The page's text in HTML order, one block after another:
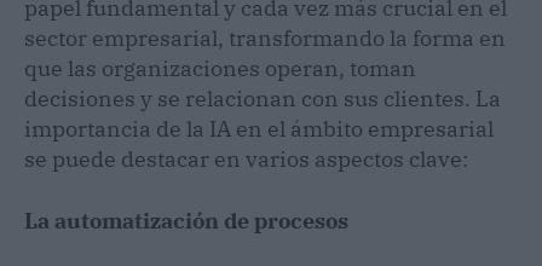
papel fundamental y cada vez más crucial en el
sector empresarial, transformando la forma en
que las organizaciones operan, toman
decisiones y se relacionan con sus clientes. La
importancia de la IA en el ámbito empresarial
se puede destacar en varios aspectos clave:
La automatización de procesos